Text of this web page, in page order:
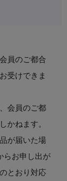
員のご都合
受けできま
会員のご都
かねます。
が届いた場
らお申し出が
とおり対応